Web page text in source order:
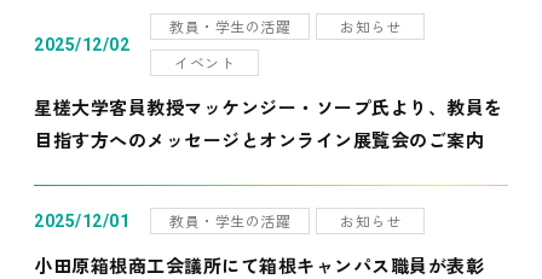
2025/12/02
教員・学生の活躍
お知らせ
イベント
星槎大学客員教授マッケンジー・ソープ氏より、教員を
目指す方へのメッセージとオンライン展覧会のご案内
2025/12/01 教員・学生の活躍 お知らせ
小田原箱根商工会議所にて箱根キャンパス職員が表彰